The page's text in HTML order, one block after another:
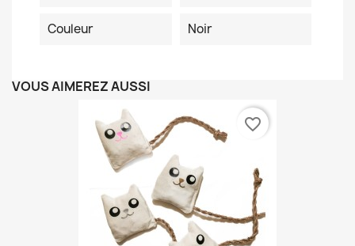
Couleur Noir
VOUS AIMEREZ AUSSI
favorite_border